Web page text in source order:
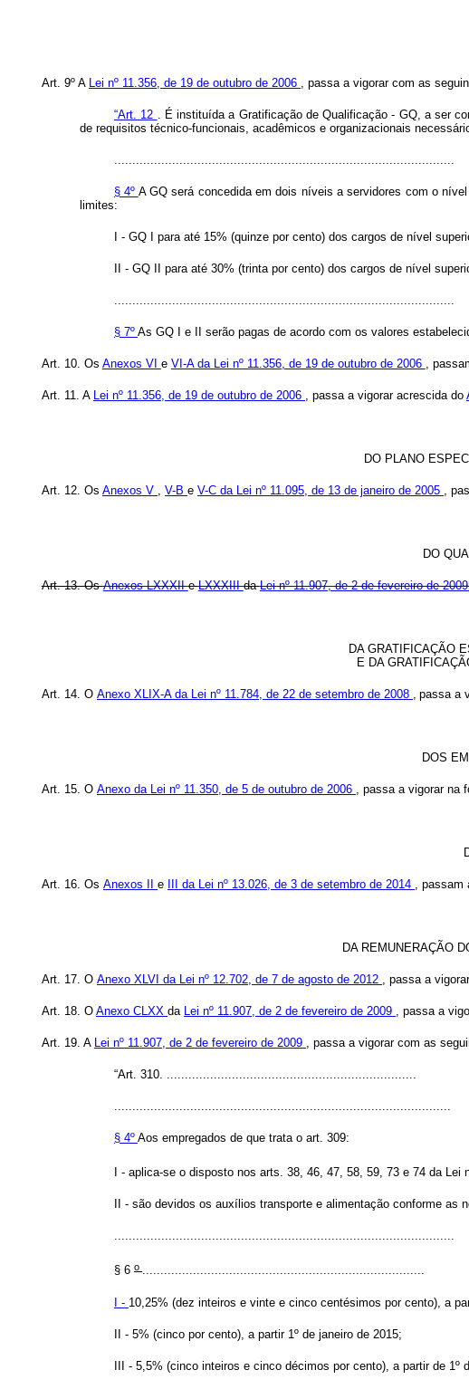
Art. 9º A Lei nº 11.356, de 19 de outubro de 2006 , passa a vigorar com as
“Art. 12 . É instituída a Gratificação de Qualificação - GQ, a ser
de requisitos técnico-funcionais, acadêmicos e organizacionais
..............................................................................................
§ 4º A GQ será concedida em dois níveis a servidores com o
limites:
I - GQ I para até 15% (quinze por cento) dos cargos de nível
II - GQ II para até 30% (trinta por cento) dos cargos de nível
..............................................................................................
§ 7º As GQ I e II serão pagas de acordo com os valores
Art. 10. Os Anexos VI e VI-A da Lei nº 11.356, de 19 de outubro de 2006 ,
Art. 11. A Lei nº 11.356, de 19 de outubro de 2006 , passa a vigorar acrescida do
DO PLANO
Art. 12. Os Anexos V , V-B e V-C da Lei nº 11.095, de 13 de janeiro de 2005 ,
DO
Art. 13. OsAnexos LXXXIIeLXXXIIIdaLei nº 11.907, de 2 de fevereiro de
DA GRATIFICAÇÃO
E DA
Art. 14. O Anexo XLIX-A da Lei nº 11.784, de 22 de setembro de 2008 ,passa a
DOS
Art. 15. O Anexo da Lei nº 11.350, de 5 de outubro de 2006 , passa a vigorar na
Art. 16. Os Anexos II e III da Lei nº 13.026, de 3 de setembro de 2014 , passam
DA REMUNERAÇÃO
Art. 17. O Anexo XLVI da Lei nº 12.702, de 7 de agosto de 2012 , passa a
Art. 18. O Anexo CLXX da Lei nº 11.907, de 2 de fevereiro de 2009 , passa a
Art. 19. A Lei nº 11.907, de 2 de fevereiro de 2009 , passa a vigorar com as
“Art. 310. .....................................................................
.............................................................................................
§ 4º Aos empregados de que trata o art. 309:
I - aplica-se o disposto nos arts. 38, 46, 47, 58, 59, 73 e 74 da Lei
II - são devidos os auxílios transporte e alimentação conforme as
..............................................................................................
§ 6 o ..............................................................................
I - 10,25% (dez inteiros e vinte e cinco centésimos por cento), a
II - 5% (cinco por cento), a partir 1º de janeiro de 2015;
III - 5,5% (cinco inteiros e cinco décimos por cento), a partir de 1º